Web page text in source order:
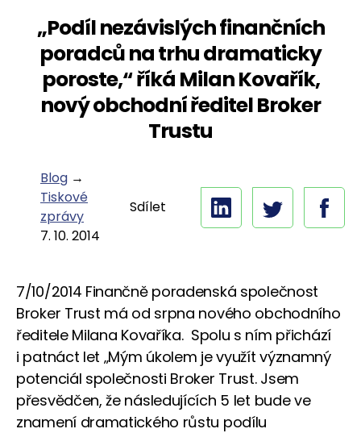
„Podíl nezávislých finančních
poradců na trhu dramaticky
poroste,“ říká Milan Kovařík,
nový obchodní ředitel Broker
Trustu
Blog →
Tiskové
zprávy
7. 10. 2014
Sdílet
7/10/2014 Finančně poradenská společnost
Broker Trust má od srpna nového obchodního
ředitele Milana Kovaříka. Spolu s ním přichází
i patnáct let „Mým úkolem je využít významný
potenciál společnosti Broker Trust. Jsem
přesvědčen, že následujících 5 let bude ve
znamení dramatického růstu podílu